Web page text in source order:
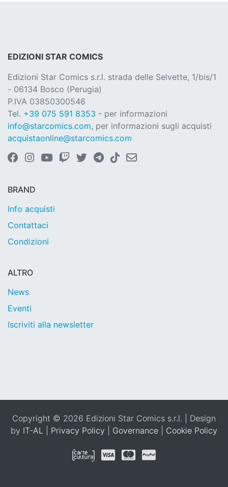
EDIZIONI STAR COMICS
Edizioni Star Comics s.r.l. strada delle Selvette, 1/bis/1
- 06134 Bosco (Perugia)
P.IVA 03850300546
Tel. +39 075 591 8353 - per informazioni
info@starcomics.com, per informazioni sugli acquisti
acquistaonline@starcomics.com
BRAND
Info acquisti
Contattaci
Condizioni
ALTRO
News
Eventi
Iscriviti alla newsletter
Copyright © 2026 Edizioni Star Comics s.r.l. | Design
by IT-AL Privacy Policy Governance Cookie Policy